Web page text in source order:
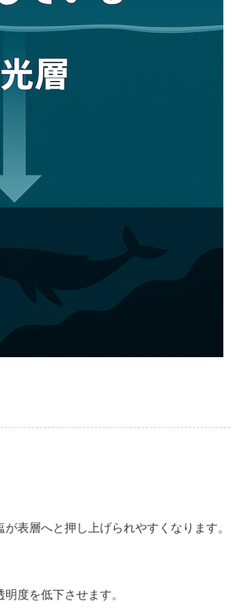
表層へと押し上げられやすくなります。
度を低下させます。